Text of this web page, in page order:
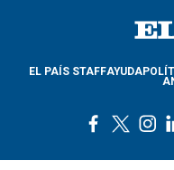
EL PAÍS STAFFAYUDA
c
w
i
s